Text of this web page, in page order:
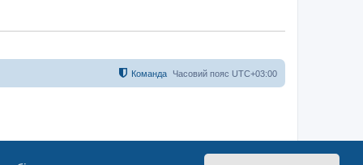
Часовий пояс UTC+03:00
Команда